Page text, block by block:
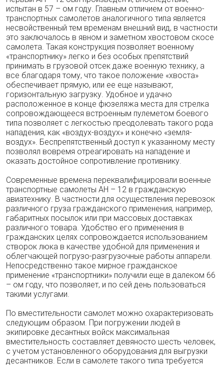
испытан в 57 – ом году. Главным отличием от военно-
транспортных самолетов аналогичного типа является
несвойственный тем временам внешний вид, в частности
это заключалось в явном и заметном хвостовом скосе
самолета. Такая конструкция позволяет военному
«транспортнику» легко и без особых препятствий
принимать в грузовой отсек даже военную технику, а
все благодаря тому, что такое положение «хвоста»
обеспечивает прямую, или ее еще называют,
горизонтальную загрузку. Удобное и удачно
расположенное в конце фюзеляжа места для стрелка
сопровождающееся встроенным пулеметом боевого
типа позволяет с легкостью преодолевать такого рода
нападения, как «воздух-воздух» и конечно «земля-
воздух». Беспрепятственный доступ к указанному месту
позволял вовремя отреагировать на нападение и
оказать достойное сопротивление противнику.
Современные времена переквалифицировали военные
транспортные самолеты АН – 12 в гражданскую
авиатехнику. В частности для осуществления перевозок
различного груза гражданского применения, например,
габаритных посылок или при массовых доставках
различного товара. Удобство его применения в
гражданских целях сопровождается использованием
створок люка в качестве удобной для применения и
облегчающей погрузо-разгрузочные работы аппарели.
Непосредственно такое мирное гражданское
применение «транспортники» получили еще в далеком 66
– ом году, что позволяет, и по сей день пользоваться
такими услугами.
По вместительности самолет можно охарактеризовать
следующим образом. При погружении людей в
экипировке десантных войск максимальная
вместительность составляет девяносто шесть человек,
с учетом установленного оборудования для выгрузки
десантников. Если в самолете такого типа требуется